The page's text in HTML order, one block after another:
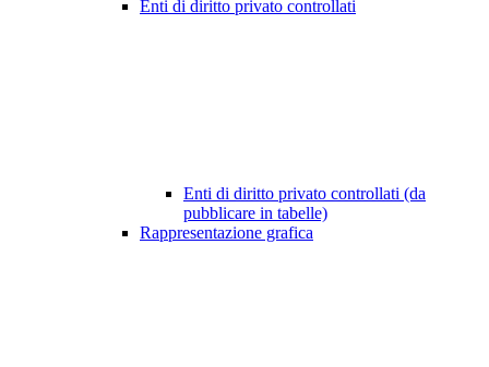
Enti di diritto privato controllati
Enti di diritto privato controllati (da
pubblicare in tabelle)
Rappresentazione grafica